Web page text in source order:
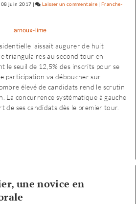
08 juin 2017 | Laisser un commentaire on
«
ma
campagne
n’est
pas
dirigée
par
|Franche-
laissait augurer de huit
triangulaires au second tour en
le seuil de 12,5% des inscrits pour se
participation va déboucher sur
élevé de candidats rend le scrutin
La concurrence systématique à gauche
de ses candidats dès le premier tour.
une novice en